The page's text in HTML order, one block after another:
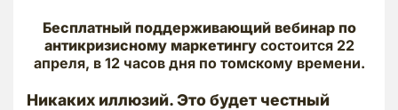
Бесплатный поддерживающий вебинар по
антикризисному маркетингусостоится 22
апреля, в 12 часов дня по томскому времени.
Никаких иллюзий. Это будет честный